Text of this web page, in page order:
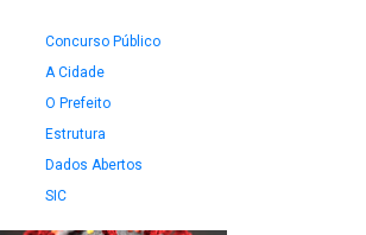
Concurso Público
A Cidade
O Prefeito
Estrutura
Dados Abertos
SIC